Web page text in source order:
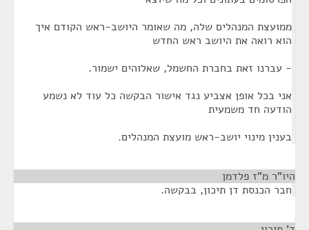
ממועצת המנהלים שלה, מה שאומר היושב-ראש הקודם איך
הוא רואה את היושב ראש החדש
- עברנו זאת בחברת החשמל, שאלוהים ישמור.
אני בכל אופן אצביע נגד אישור הבקשה כל עוד לא נשמע
הודעה חד משמעית
בענין מינוי יושב-ראש מועצת המנהלים.
היו"ר מ"ז פלדמן
חבר הכנסת דן תיכון, בבקשה.